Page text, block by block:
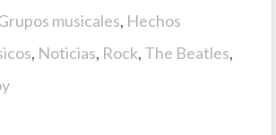
musicales, Hechos
, Noticias, Rock, The Beatles,